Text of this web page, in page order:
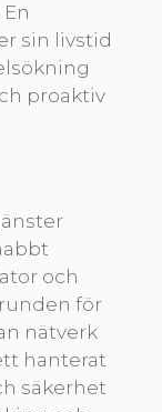
sin livstid
proaktiv
och
för
nätverk
hanterat
säkerhet